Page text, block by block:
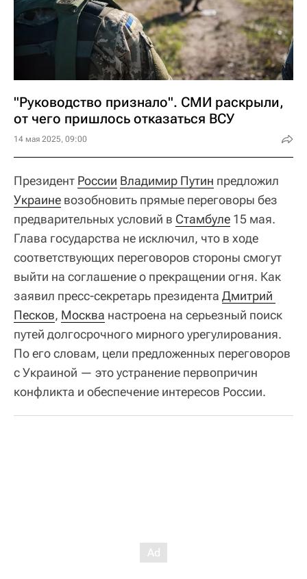
"Руководство признало". СМИ раскрыли,
от чего пришлось отказаться ВСУ
14 мая 2025, 09:00
Президент России Владимир Путин предложил
Украине возобновить прямые переговоры без
предварительных условий в Стамбуле 15 мая.
Глава государства не исключил, что в ходе
соответствующих переговоров стороны смогут
выйти на соглашение о прекращении огня. Как
заявил пресс-секретарь президента Дмитрий
Песков, Москва настроена на серьезный поиск
путей долгосрочного мирного урегулирования.
По его словам, цели предложенных переговоров
с Украиной — это устранение первопричин
конфликта и обеспечение интересов России.